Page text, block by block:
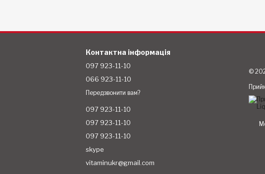
Контактна інформація
097 923-11-10
066 923-11-10
Передзвонити вам?
097 923-11-10
097 923-11-10
097 923-11-10
skype
vitaminukr@gmail.com
©